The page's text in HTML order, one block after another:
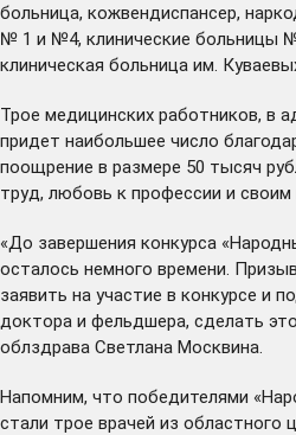
больница, кожвендиспансер,
№ 1 и №4, клинические больницы
клиническая больница им.
Трое медицинских работников, в
придет наибольшее число
поощрение в размере 50 тысяч
труд, любовь к профессии и своим
«До завершения конкурса
осталось немного времени.
заявить на участие в конкурсе и
доктора и фельдшера, сделать
облздрава Светлана Москвина.
Напомним, что победителями
стали трое врачей из областного